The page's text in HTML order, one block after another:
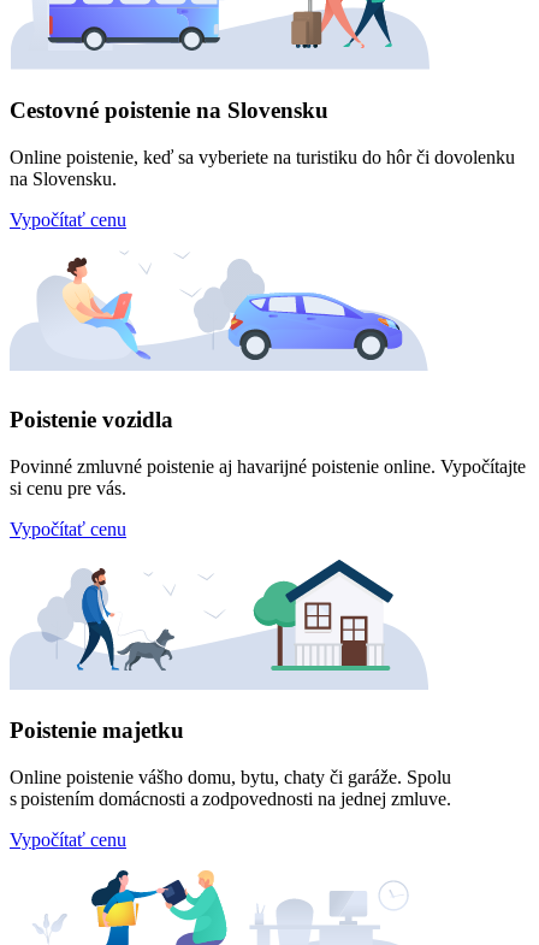
Cestovné poistenie na Slovensku
Online poistenie, keď sa vyberiete na turistiku do hôr či dovolenku
na Slovensku.
Vypočítať cenu
Poistenie vozidla
Povinné zmluvné poistenie aj havarijné poistenie online. Vypočítajte
si cenu pre vás.
Vypočítať cenu
Poistenie majetku
Online poistenie vášho domu, bytu, chaty či garáže. Spolu
s poistením domácnosti a zodpovednosti na jednej zmluve.
Vypočítať cenu